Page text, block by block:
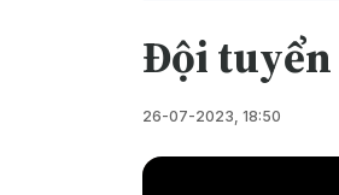
Đội tuyển
26-07-2023, 18:50